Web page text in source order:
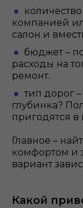
компанией
салон и
бюджет –
расходы на
ремонт.
тип дорог
глубинка?
пригодятся в
Главное –
комфортом и
вариант
Какой